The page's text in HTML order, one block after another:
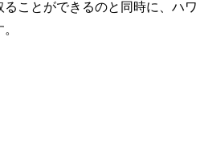
ことができるのと同時に、ハワ